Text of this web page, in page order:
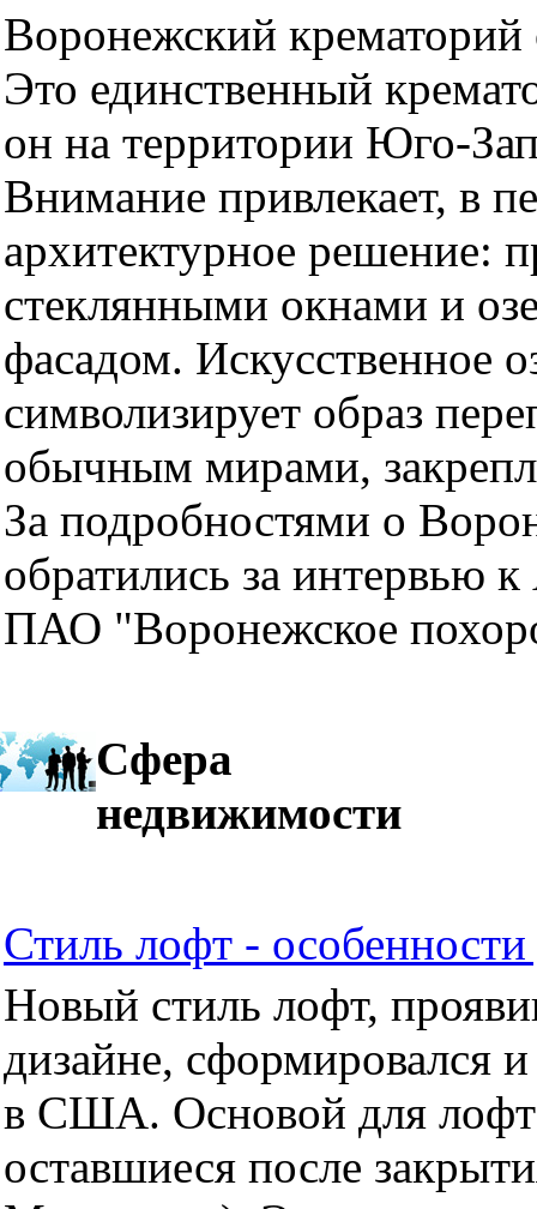
Воронежский крематорий
Это единственный
он на территории Юго-
Внимание привлекает, в
архитектурное решение:
стеклянными окнами и
фасадом. Искусственное
символизирует образ
обычным мирами,
За подробностями о
обратились за интервью
ПАО "Воронежское
Сфера
недвижимости
Стиль лофт -
Новый стиль лофт,
дизайне, сформировался
в США. Основой для
оставшиеся после